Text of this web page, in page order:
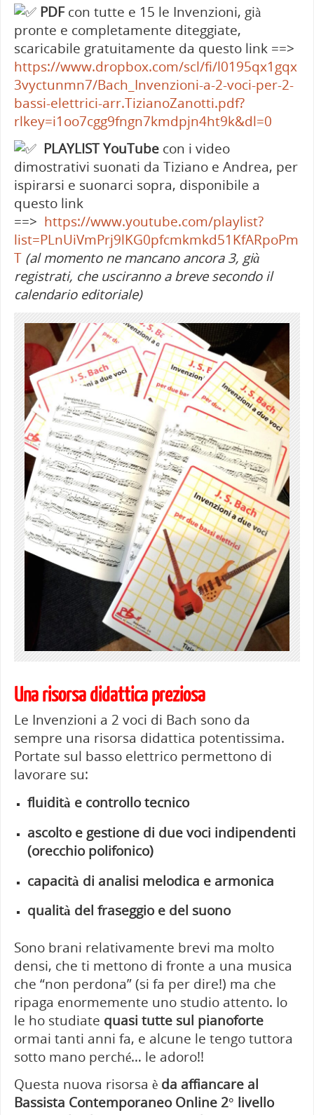
PDFcon tutte e 15 le Invenzioni, già
pronte e completamente diteggiate,
scaricabile gratuitamente da questo link ==>
https://www.dropbox.com/scl/fi/l0195qx1gqx
3vyctunmn7/Bach_Invenzioni-a-2-voci-per-2-
bassi-elettrici-arr.TizianoZanotti.pdf?
rlkey=i1oo7cgg9fngn7kmdpjn4ht9k&dl=0
PLAYLISTYouTubecon i video
dimostrativi suonati da Tiziano e Andrea, per
ispirarsi e suonarci sopra, disponibile a
questo link
==> https://www.youtube.com/playlist?
list=PLnUiVmPrj9lKG0pfcmkmkd51KfARpoPm
T (al momento ne mancano ancora 3, già
registrati, che usciranno a breve secondo il
calendario editoriale)
Una risorsa didattica preziosa
Le Invenzioni a 2 voci di Bach sono da
sempre una risorsa didattica potentissima.
Portate sul basso elettrico permettono di
lavorare su:
fluidità e controllo tecnico
ascolto e gestione di due voci indipendenti
(orecchio polifonico)
capacità di analisi melodica e armonica
qualità del fraseggio e del suono
Sono brani relativamente brevi ma molto
densi, che ti mettono di fronte a una musica
che “non perdona” (si fa per dire!) ma che
ripaga enormemente uno studio attento. Io
le ho studiate quasi tutte sul pianoforte
ormai tanti anni fa, e alcune le tengo tuttora
sotto mano perché… le adoro!!
Questa nuova risorsa è da affiancare al
Bassista Contemporaneo Online 2° livello